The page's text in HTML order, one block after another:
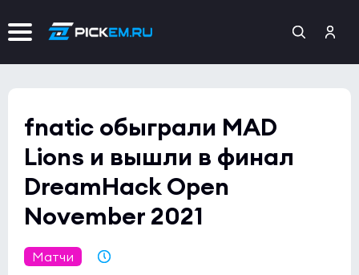
fnatic обыграли MAD
Lions и вышли в финал
DreamHack Open
November 2021
Матчи